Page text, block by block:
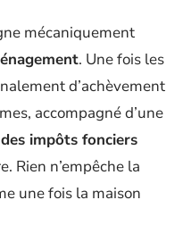
mécaniquement
. Une fois les
d’achèvement
accompagné d’une
impôts fonciers
Rien n’empêche la
une fois la maison